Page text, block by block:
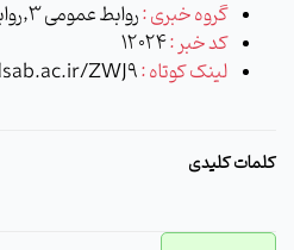
گروه خبری :روابط عمومی 3,روابط عمومی 1
کد خبر :12024
لینک کوتاه :ZWJ9
کلمات کلیدی